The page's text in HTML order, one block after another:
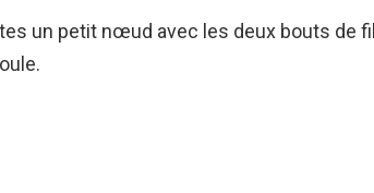
un petit nœud avec les deux bouts de